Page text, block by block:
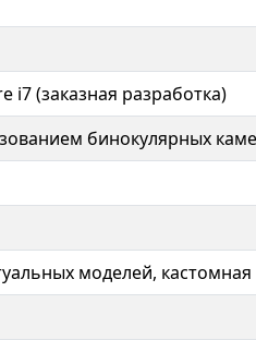
i7 (заказная разработка)
бинокулярных
моделей, кастомная